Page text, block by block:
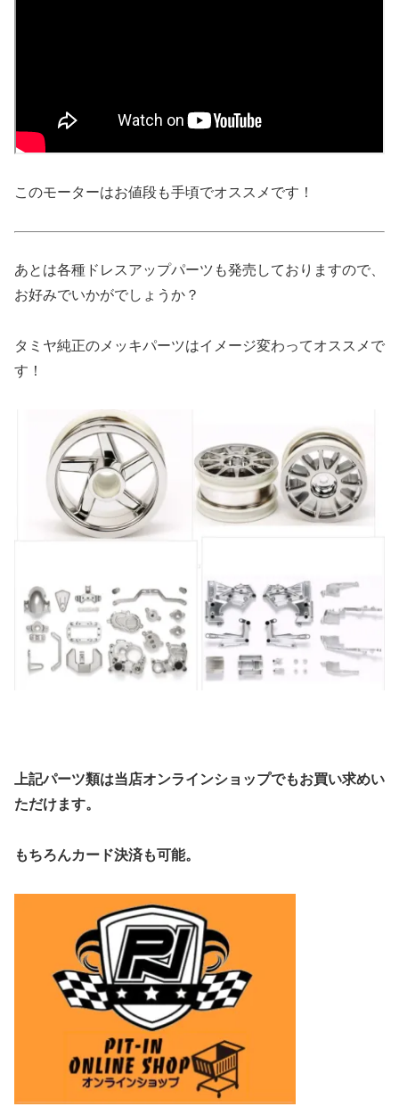
このモーターはお値段も手頃でオススメです！
あとは各種ドレスアップパーツも発売しておりますので、
お好みでいかがでしょうか？
タミヤ純正のメッキパーツはイメージ変わってオススメで
す！
上記パーツ類は当店オンラインショップでもお買い求めい
ただけます。
もちろんカード決済も可能。